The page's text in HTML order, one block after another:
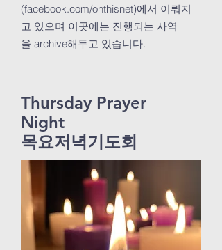
(facebook.com/onthisnet)에서 이뤄지
고 있으며 이곳에는 진행되는 사역
을 archive해두고 있습니다.
Thursday Prayer
Night
​목요저녁기도회